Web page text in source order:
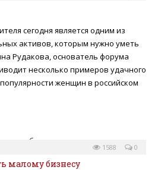
сегодня является одним из
активов, которым нужно уметь
Рудакова, основатель форума
несколько примеров удачного
женщин в российском
0
1588
малому бизнесу